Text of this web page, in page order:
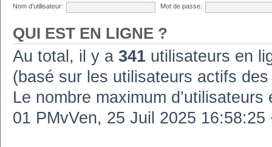
Nom d’utilisateur:
Mot de passe:
QUI EST EN LIGNE ?
Au total, il y a 341 utilisateurs en
(basé sur les utilisateurs actifs
Le nombre maximum
01 PMvVen, 25 Juil 2025